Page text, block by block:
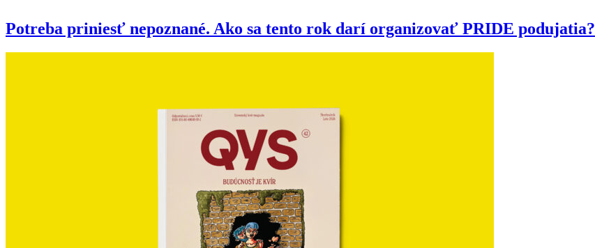
Potreba priniesť nepoznané. Ako sa tento rok darí organizovať PRIDE podujatia?